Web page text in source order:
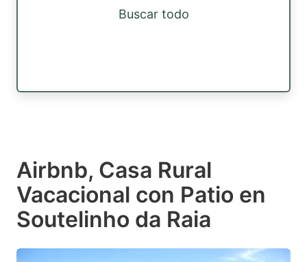
Buscar todo
Airbnb, Casa Rural
Vacacional con Patio en
Soutelinho da Raia